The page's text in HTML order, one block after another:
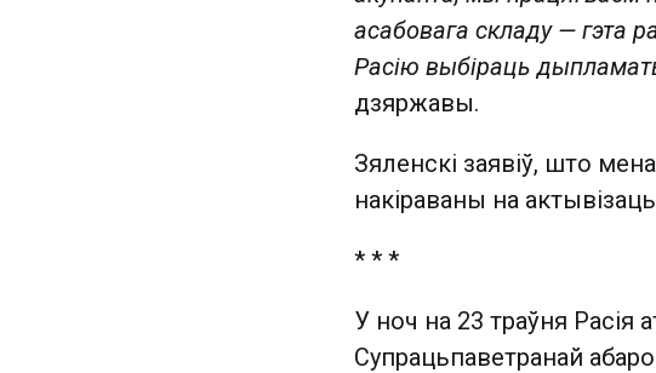
асабовага складу — гэта
Расію выбіраць
дзяржавы.
Зяленскі заявіў, што
накіраваны на
* * *
У ноч на 23 траўня Расія
Супрацьпаветранай